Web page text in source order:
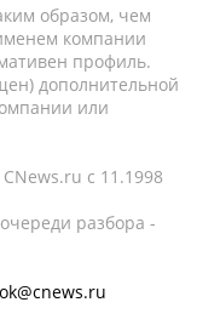
образом, чем
компании
профиль.
дополнительной
или
c 11.1998
разбора -